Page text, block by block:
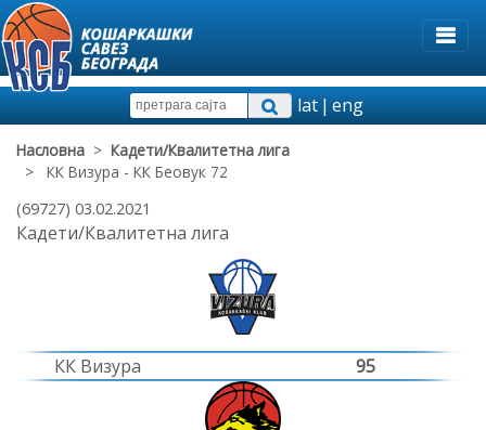
lat|eng
Насловна > Кадети/Квалитетна лига
> КК Визура - КК Беовук 72
(69727) 03.02.2021
Кадети/Квалитетна лига
КК Визура 95